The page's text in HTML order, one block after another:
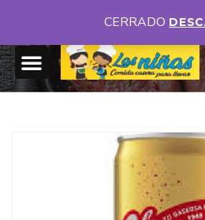
DISPONEMOS DE DIFERENTES
CERRADO